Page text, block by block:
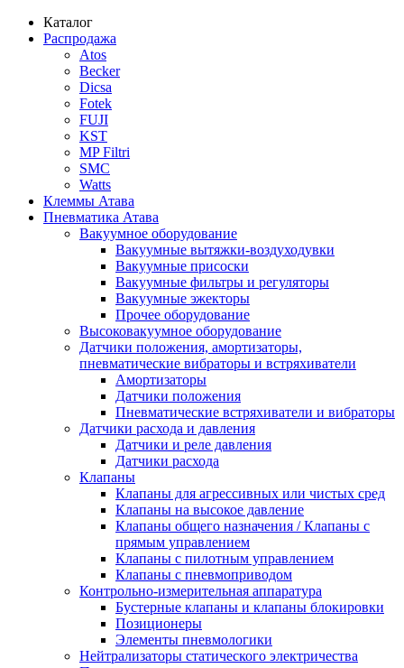
Каталог
Распродажа
Atos
Becker
Dicsa
Fotek
FUJI
KST
MP Filtri
SMC
Watts
Клеммы Атава
Пневматика Атава
Вакуумное оборудование
Вакуумные вытяжки-воздуходувки
Вакуумные присоски
Вакуумные фильтры и регуляторы
Вакуумные эжекторы
Прочее оборудование
Высоковакуумное оборудование
Датчики положения, амортизаторы,
пневматические вибраторы и встряхиватели
Амортизаторы
Датчики положения
Пневматические встряхиватели и вибраторы
Датчики расхода и давления
Датчики и реле давления
Датчики расхода
Клапаны
Клапаны для агрессивных или чистых сред
Клапаны на высокое давление
Клапаны общего назначения / Клапаны с
прямым управлением
Клапаны с пилотным управлением
Клапаны с пневмоприводом
Контрольно-измерительная аппаратура
Бустерные клапаны и клапаны блокировки
Позиционеры
Элементы пневмологики
Нейтрализаторы статического электричества